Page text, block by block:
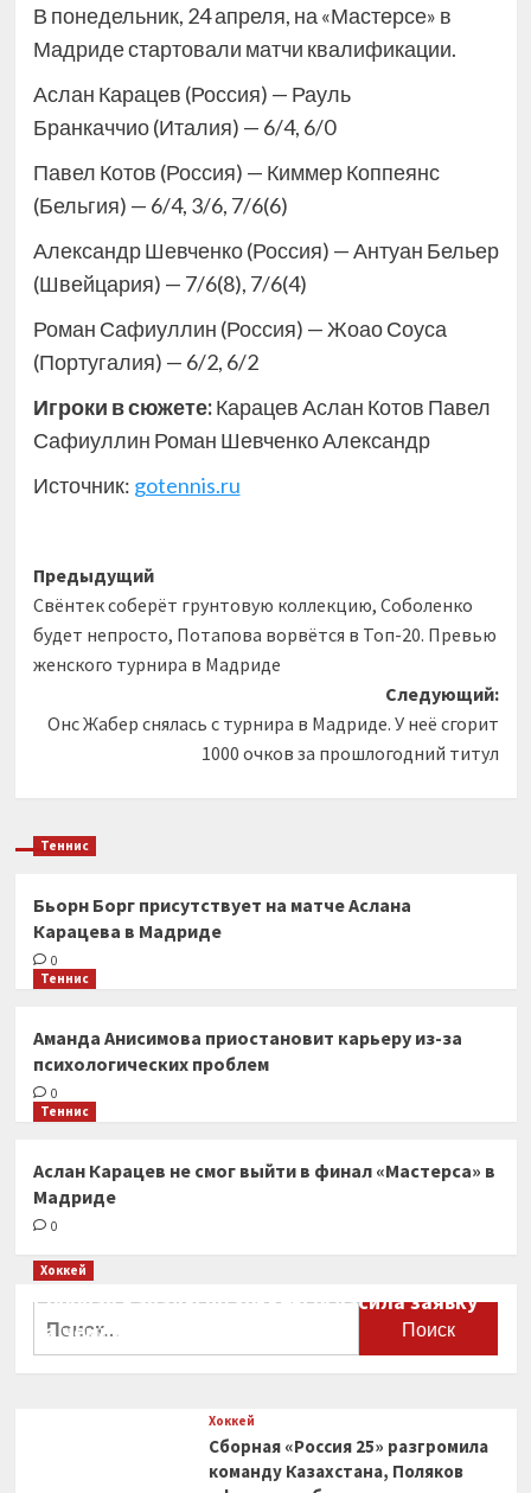
В понедельник, 24 апреля, на «Мастерсе» в
Мадриде стартовали матчи квалификации.
Аслан Карацев (Россия) — Рауль
Бранкаччио (Италия) — 6/4, 6/0
Павел Котов (Россия) — Киммер Коппеянс
(Бельгия) — 6/4, 3/6, 7/6(6)
Александр Шевченко (Россия) — Антуан Бельер
(Швейцария) — 7/6(8), 7/6(4)
Роман Сафиуллин (Россия) — Жоао Соуса
(Португалия) — 6/2, 6/2
Игроки в сюжете:Карацев Аслан Котов Павел
Сафиуллин Роман Шевченко Александр
Источник: gotennis.ru
Навигация
записи
Предыдущий
Свёнтек соберёт грунтовую коллекцию, Соболенко
будет непросто, Потапова ворвётся в Топ-20. Превью
женского турнира в Мадриде
Следующий:
Онс Жабер снялась с турнира в Мадриде. У неё сгорит
1000 очков за прошлогодний титул
Теннис
Бьорн Борг присутствует на матче Аслана
Карацева в Мадриде
0
Теннис
Аманда Анисимова приостановит карьеру из-за
психологических проблем
0
Теннис
Аслан Карацев не смог выйти в финал «Мастерса» в
Мадриде
0
Хоккей
Сборная Канады по хоккею огласила заявку
на чемпионат мира
Хоккей
Сборная «Россия 25» разгромила
команду Казахстана, Поляков